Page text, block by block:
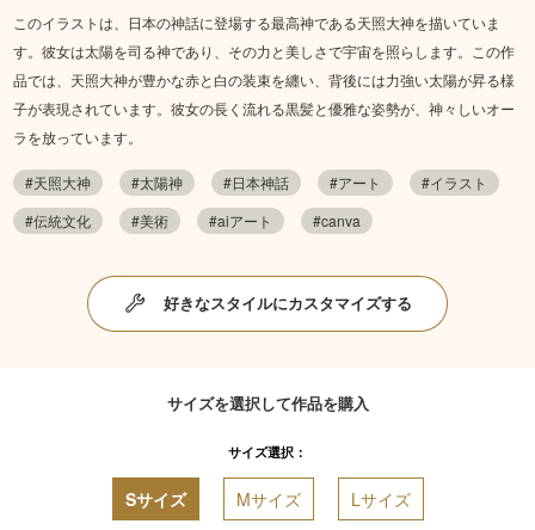
このイラストは、日本の神話に登場する最高神である天照大神を描いていま
す。彼女は太陽を司る神であり、その力と美しさで宇宙を照らします。この作
品では、天照大神が豊かな赤と白の装束を纏い、背後には力強い太陽が昇る様
子が表現されています。彼女の長く流れる黒髪と優雅な姿勢が、神々しいオー
ラを放っています。
#天照大神 #太陽神 #日本神話 #アート
#イラスト
#伝統文化
#美術 #aiアート #canva
好きなスタイルにカスタマイズする
サイズを選択して作品を購入
サイズ選択：
Sサイズ Mサイズ Lサイズ